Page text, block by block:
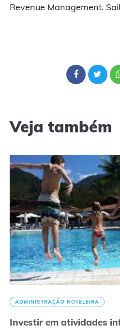
Revenue Management.
Veja também
ADMINISTRAÇÃO HOTELEIRA
Investir em atividades